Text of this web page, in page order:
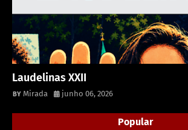
Laudelinas XXII
Mirada junho 06, 2026
Popular